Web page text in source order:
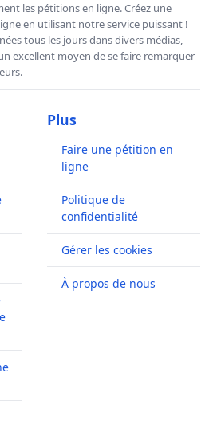
les pétitions en ligne. Créez une
en utilisant notre service puissant !
tous les jours dans divers médias,
excellent moyen de se faire remarquer
Plus
Faire une pétition en
ligne
Politique de
confidentialité
Gérer les cookies
À propos de nous